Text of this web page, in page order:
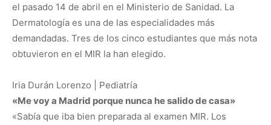
el pasado 14 de abril en el Ministerio de Sanidad. La
Dermatología es una de las especialidades más
demandadas. Tres de los cinco estudiantes que más nota
obtuvieron en el MIR la han elegido.
Iria Durán Lorenzo | Pediatría
«Me voy a Madrid porque nunca he salido de casa»
«Sabía que iba bien preparada al examen MIR. Los